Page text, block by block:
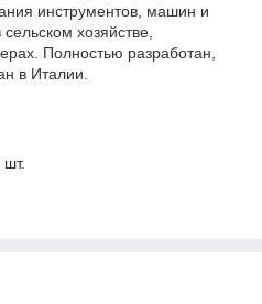
инструментов, машин и
хозяйстве,
Полностью разработан,
в Италии.
шт.